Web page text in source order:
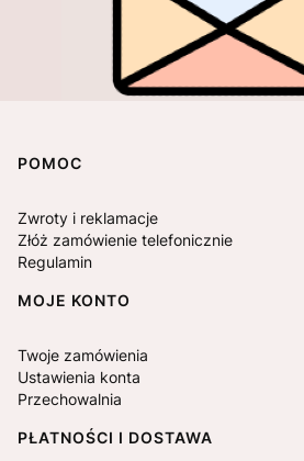
Linki w stopce
POMOC
Zwroty i reklamacje
Złóż zamówienie telefonicznie
Regulamin
MOJE KONTO
Twoje zamówienia
Ustawienia konta
Przechowalnia
PŁATNOŚCI I DOSTAWA